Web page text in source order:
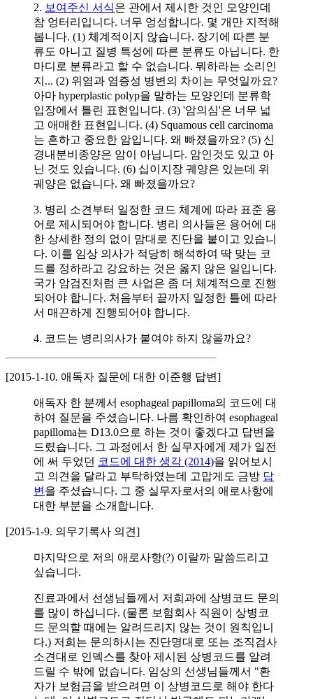
2. 보여주신 서식은 관에서 제시한 것인 모양인데
참 엉터리입니다. 너무 엉성합니다. 몇 개만 지적해
봅니다. (1) 체계적이지 않습니다. 장기에 따른 분
류도 아니고 질병 특성에 따른 분류도 아닙니다. 한
마디로 분류라고 할 수 없습니다. 뭐하라는 소리인
지... (2) 위염과 염증성 병변의 차이는 무엇일까요?
아마 hyperplastic polyp을 말하는 모양인데 분류학
입장에서 틀린 표현입니다. (3) '암의심'은 너무 넓
고 애매한 표현입니다. (4) Squamous cell carcinoma
는 흔하고 중요한 암입니다. 왜 빠졌을까요? (5) 신
경내분비종양은 암이 아닙니다. 암인것도 있고 아
닌 것도 있습니다. (6) 십이지장 궤양은 있는데 위
궤양은 없습니다. 왜 빠졌을까요?
3. 병리 소견부터 일정한 코드 체계에 따라 표준 용
어로 제시되어야 합니다. 병리 의사들은 용어에 대
한 상세한 정의 없이 맘대로 진단을 붙이고 있습니
다. 이를 임상 의사가 적당히 해석하여 딱 맞는 코
드를 정하라고 강요하는 것은 옳지 않은 일입니다.
국가 암검진처럼 큰 사업은 좀 더 체계적으로 진행
되어야 합니다. 처음부터 끝까지 일정한 틀에 따라
서 매끈하게 진행되어야 합니다.
4. 코드는 병리의사가 붙여야 하지 않을까요?
[2015-1-10. 애독자 질문에 대한 이준행 답변]
애독자 한 분께서 esophageal papilloma의 코드에 대
하여 질문을 주셨습니다. 나름 확인하여 esophageal
papilloma는 D13.0으로 하는 것이 좋겠다고 답변을
드렸습니다. 그 과정에서 한 실무자에게 제가 일전
에 써 두었던 코드에 대한 생각 (2014)을 읽어보시
고 의견을 달라고 부탁하였는데 고맙게도 금방 답
변 을 주셨습니다. 그 중 실무자로서의 애로사항에
대한 부분을 소개합니다.
[2015-1-9. 의무기록사 의견]
마지막으로 저의 애로사항(?) 이랄까 말씀드리고
싶습니다.
진료과에서 선생님들께서 저희과에 상병코드 문의
를 많이 하십니다. (물론 보험회사 직원이 상병코
드 문의할 때에는 알려드리지 않는 것이 원칙입니
다.) 저희는 문의하시는 진단명대로 또는 조직검사
소견대로 인덱스를 찾아 제시된 상병코드를 알려
드릴 수 밖에 없습니다. 임상의 선생님들께서 "환
자가 보험금을 받으려면 이 상병코드로 해야 한다